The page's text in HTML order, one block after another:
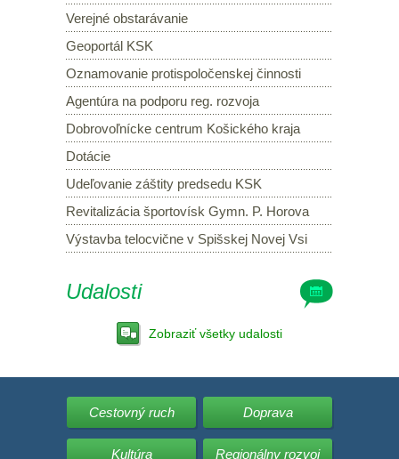
Verejné obstarávanie
Geoportál KSK
Oznamovanie protispoločenskej činnosti
Agentúra na podporu reg. rozvoja
Dobrovoľnícke centrum Košického kraja
Dotácie
Udeľovanie záštity predsedu KSK
Revitalizácia športovísk Gymn. P. Horova
Výstavba telocvične v Spišskej Novej Vsi
Udalosti
Zobraziť všetky udalosti
Cestovný ruch Doprava
Kultúra Regionálny rozvoj